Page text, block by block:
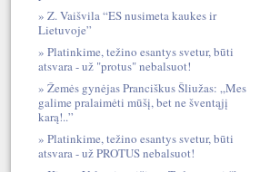
Z. Vaišvila “ES nusimeta kaukes ir
Lietuvoje”
Platinkime, težino esantys svetur, būti
atsvara - už "protus" nebalsuot!
Žemės gynėjas Pranciškus Šliužas: „Mes
galime pralaimėti mūšį, bet ne šventąjį
karą!..”
Platinkime, težino esantys svetur, būti
atsvara - už PROTUS nebalsuot!